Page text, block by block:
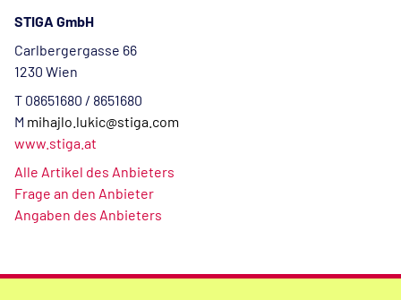
STIGA GmbH
Carlbergergasse 66
1230 Wien
T 08651680 / 8651680
M mihajlo.lukic@stiga.com
www.stiga.at
Alle Artikel des Anbieters
Frage an den Anbieter
Angaben des Anbieters